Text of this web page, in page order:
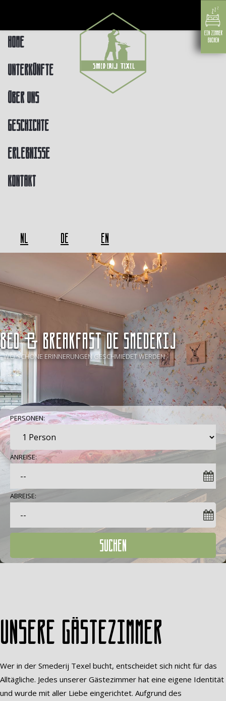
Home
Unterkünfte
Über uns
Geschichte
Erlebnisse
Kontakt
NL DE EN
BED & BREAKFAST De Smederij
- WO SCHÖNE ERINNERUNGEN GESCHMIEDET WERDEN -
PERSONEN:
ANREISE:
ABREISE:
SUCHEN
Unsere Gästezimmer
Wer in der Smederij Texel bucht, entscheidet sich nicht für das
Alltägliche. Jedes unserer Gästezimmer hat eine eigene Identität
und wurde mit aller Liebe eingerichtet. Aufgrund des